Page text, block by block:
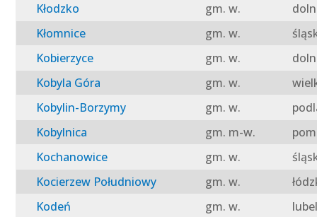
Kłodzko
gm. w.
Kłomnice
gm. w.
Kobierzyce
gm. w.
Kobyla Góra
gm. w.
Kobylin-Borzymy
gm. w.
Kobylnica
gm. m-w.
Kochanowice
gm. w.
Kocierzew Południowy
gm. w.
Kodeń
gm. w.